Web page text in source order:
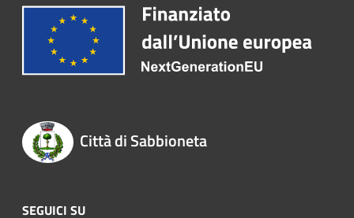
Città di Sabbioneta
SEGUICI SU